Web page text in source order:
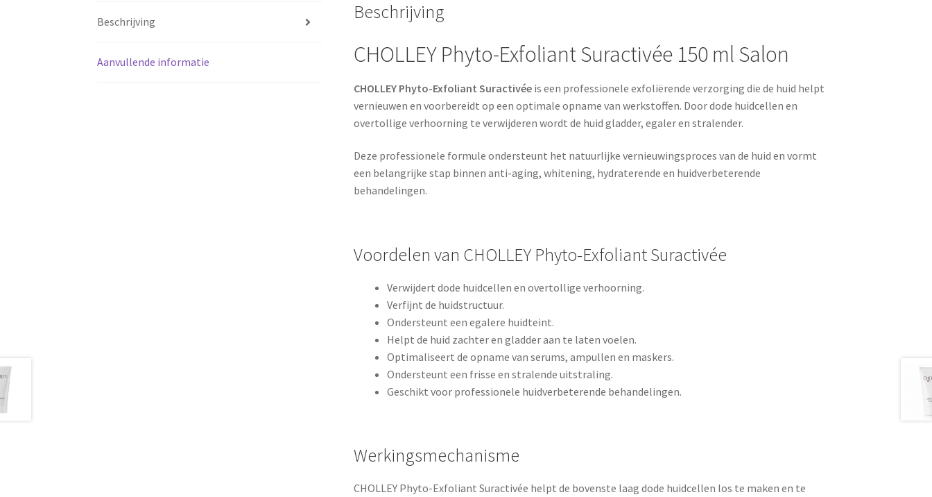
Beschrijving
Aanvullende informatie
Beschrijving
CHOLLEY Phyto-Exfoliant Suractivée 150 ml Salon
CHOLLEY Phyto-Exfoliant Suractivée is een professionele exfoliërende verzorging die de huid helpt
vernieuwen en voorbereidt op een optimale opname van werkstoffen. Door dode huidcellen en
overtollige verhoorning te verwijderen wordt de huid gladder, egaler en stralender.
Deze professionele formule ondersteunt het natuurlijke vernieuwingsproces van de huid en vormt
een belangrijke stap binnen anti-aging, whitening, hydraterende en huidverbeterende
behandelingen.
Voordelen van CHOLLEY Phyto-Exfoliant Suractivée
Verwijdert dode huidcellen en overtollige verhoorning.
Verfijnt de huidstructuur.
Ondersteunt een egalere huidteint.
Helpt de huid zachter en gladder aan te laten voelen.
Optimaliseert de opname van serums, ampullen en maskers.
Ondersteunt een frisse en stralende uitstraling.
Geschikt voor professionele huidverbeterende behandelingen.
Werkingsmechanisme
CHOLLEY Phyto-Exfoliant Suractivée helpt de bovenste laag dode huidcellen los te maken en te